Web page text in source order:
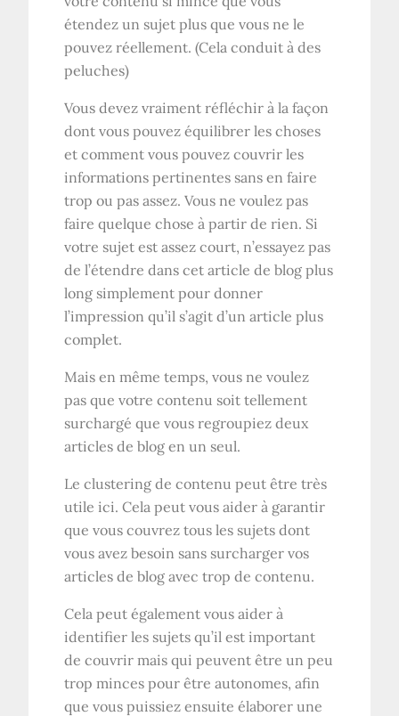
étendez un sujet plus que vous ne le
pouvez réellement. (Cela conduit à des
peluches)
Vous devez vraiment réfléchir à la façon
dont vous pouvez équilibrer les choses
et comment vous pouvez couvrir les
informations pertinentes sans en faire
trop ou pas assez. Vous ne voulez pas
faire quelque chose à partir de rien. Si
votre sujet est assez court, n’essayez pas
de l’étendre dans cet article de blog plus
long simplement pour donner
l’impression qu’il s’agit d’un article plus
complet.
Mais en même temps, vous ne voulez
pas que votre contenu soit tellement
surchargé que vous regroupiez deux
articles de blog en un seul.
Le clustering de contenu peut être très
utile ici. Cela peut vous aider à garantir
que vous couvrez tous les sujets dont
vous avez besoin sans surcharger vos
articles de blog avec trop de contenu.
Cela peut également vous aider à
identifier les sujets qu’il est important
de couvrir mais qui peuvent être un peu
trop minces pour être autonomes, afin
que vous puissiez ensuite élaborer une